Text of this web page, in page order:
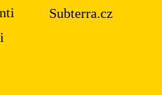
Subterra.cz